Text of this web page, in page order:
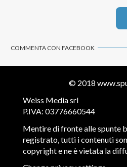
COMMENTA CON FACEBOOK
© 2018
Weiss Media srl
P.IVA: 03776660544
Mentire di fronte alle spunte
registrato, tutti i contenuti
copyright e ne è vietata la